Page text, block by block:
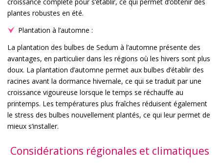
plantes robustes en été.
Plantation à l’automne :
La plantation des bulbes de Sedum à l’automne présente des
avantages, en particulier dans les régions où les hivers sont plus
doux. La plantation d’automne permet aux bulbes d’établir des
racines avant la dormance hivernale, ce qui se traduit par une
croissance vigoureuse lorsque le temps se réchauffe au
printemps. Les températures plus fraîches réduisent également
le stress des bulbes nouvellement plantés, ce qui leur permet de
mieux s’installer.
Considérations régionales et climatiques